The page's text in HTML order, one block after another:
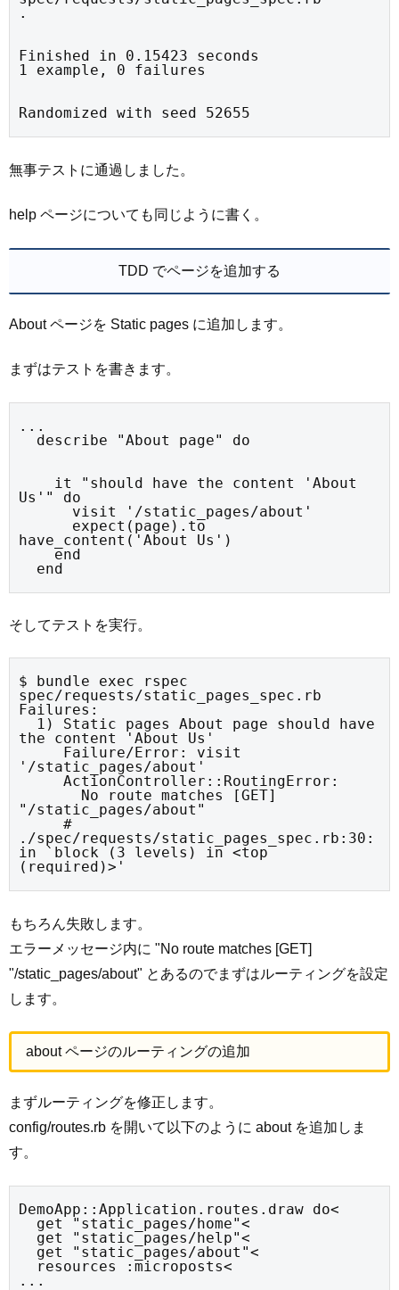
.
Finished in 0.15423 seconds
1 example, 0 failures
Randomized with seed 52655
無事テストに通過しました。
help ページについても同じように書く。
TDD でページを追加する
About ページを Static pages に追加します。
まずはテストを書きます。
...
  describe "About page" do
Us'" do
have_content('About Us')
  end
そしてテストを実行。
$ bundle exec rspec
spec/requests/static_pages_spec.rb
Failures:
the content 'About Us'
'/static_pages/about'
"/static_pages/about"
./spec/requests/static_pages_spec.rb:30:
in `block (3 levels) in <top
(required)>'
もちろん失敗します。
エラーメッセージ内に "No route matches [GET]
"/static_pages/about" とあるのでまずはルーティングを設定
します。
about ページのルーティングの追加
まずルーティングを修正します。
config/routes.rb を開いて以下のように about を追加しま
す。
DemoApp::Application.routes.draw do<
...